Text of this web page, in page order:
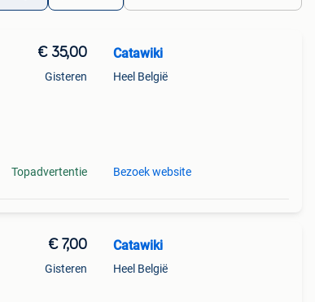
€ 35,00
Gisteren
Topadvertentie
Catawiki
Heel België
Bezoek website
€ 7,00
Gisteren
Catawiki
Heel België